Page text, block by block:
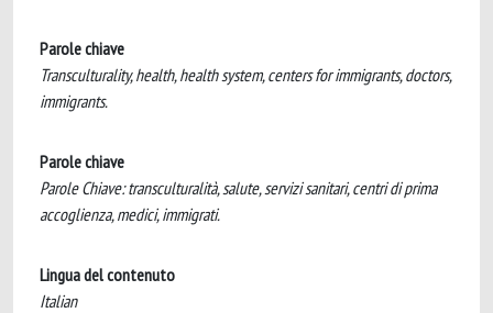
Parole chiave
Transculturality, health, health system, centers for immigrants, doctors,
immigrants.
Parole chiave
Parole Chiave: transculturalità, salute, servizi sanitari, centri di prima
accoglienza, medici, immigrati.
Lingua del contenuto
Italian